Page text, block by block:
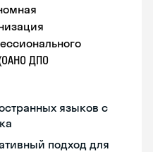
ДПО
языков с
подход для